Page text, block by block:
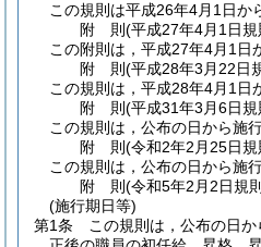
この規則は平成26年4月1日か
附 則(平成27年4月1日規
この附則は，平成27年4月1日
附 則(平成28年3月22日
この規則は，平成28年4月1日
附 則(平成31年3月6日規
この規則は，公布の日から施行
附 則(令和2年2月25日規
この規則は，公布の日から施行
附 則(令和5年2月2日規
(施行期日等)
第1条
この規則は，公布の日